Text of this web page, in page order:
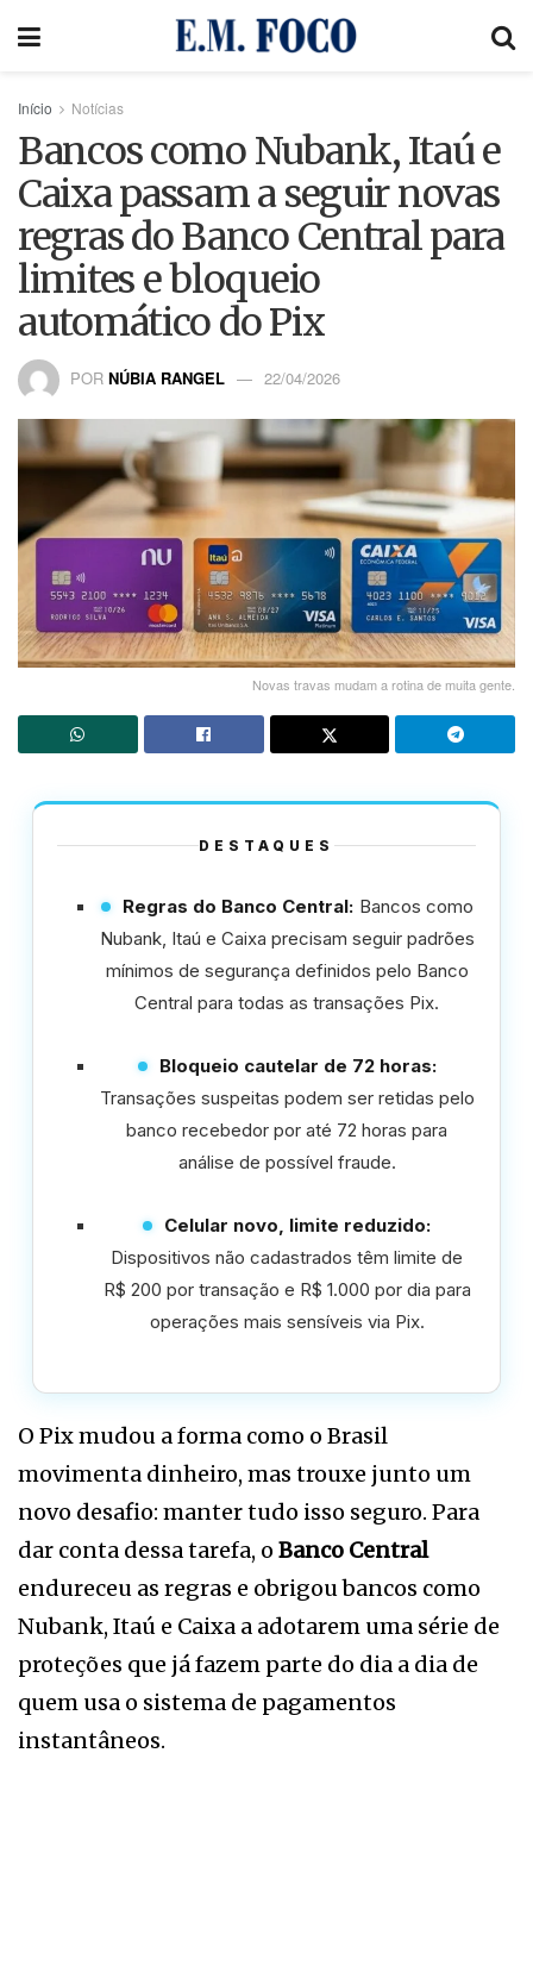
Início Notícias
Bancos como Nubank, Itaú e
Caixa passam a seguir novas
regras do Banco Central para
limites e bloqueio
automático do Pix
POR NÚBIA RANGEL 22/04/2026
Novas travas mudam a rotina de muita gente.
DESTAQUES
Regras do Banco Central: Bancos como
Nubank, Itaú e Caixa precisam seguir padrões
mínimos de segurança definidos pelo Banco
Central para todas as transações Pix.
Bloqueio cautelar de 72 horas:
Transações suspeitas podem ser retidas pelo
banco recebedor por até 72 horas para
análise de possível fraude.
Celular novo, limite reduzido:
Dispositivos não cadastrados têm limite de
R$ 200 por transação e R$ 1.000 por dia para
operações mais sensíveis via Pix.
O Pix mudou a forma como o Brasil
movimenta dinheiro, mas trouxe junto um
novo desafio: manter tudo isso seguro. Para
dar conta dessa tarefa, o Banco Central
endureceu as regras e obrigou bancos como
Nubank, Itaú e Caixa a adotarem uma série de
proteções que já fazem parte do dia a dia de
quem usa o sistema de pagamentos
instantâneos.